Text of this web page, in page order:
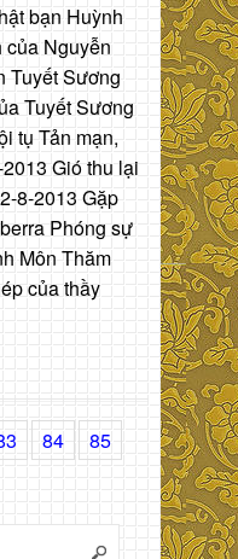
bạn Huỳnh
của Nguyễn
Tuyết Sương
Tuyết Sương
tụ Tản mạn,
Gió thu lại
8-2013 Gặp
Phóng sự
Môn Thăm
của thầy
84
85